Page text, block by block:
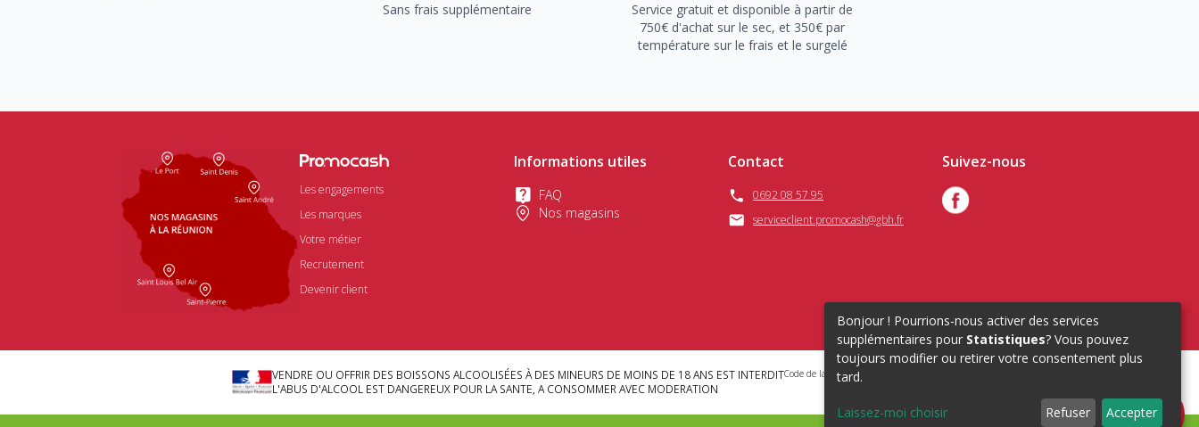
Sans frais supplémentaire
Service gratuit et disponible à partir de
750€ d'achat sur le sec, et 350€ par
température sur le frais et le surgelé
Les engagements
Les marques
Votre métier
Recrutement
Devenir client
Informations utiles
FAQ
Nos magasins
Contact
0692 08 57 95
serviceclient.promocash@gbh.fr
Suivez-nous
VENDRE OU OFFRIR DES BOISSONS ALCOOLISÉES À DES MINEURS DE MOINS DE 18 ANS EST INTERDIT
L'ABUS D'ALCOOL EST DANGEREUX POUR LA SANTE, A CONSOMMER AVEC MODERATION
Code de la santé publique : Art.L. 3342-1, L.3353-3
Bonjour ! Pourrions-nous activer des services
supplémentaires pour Statistiques? Vous pouvez
toujours modifier ou retirer votre consentement plus
tard.
Laissez-moi choisir Refuser Accepter